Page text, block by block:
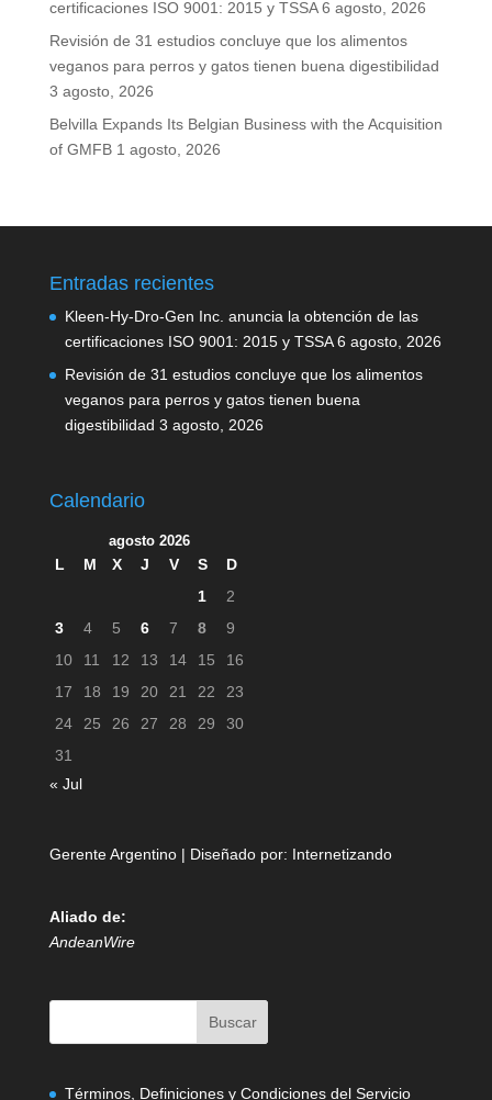
certificaciones ISO 9001: 2015 y TSSA 6 agosto, 2026
Revisión de 31 estudios concluye que los alimentos
veganos para perros y gatos tienen buena digestibilidad
3 agosto, 2026
Belvilla Expands Its Belgian Business with the Acquisition
of GMFB 1 agosto, 2026
Entradas recientes
Kleen-Hy-Dro-Gen Inc. anuncia la obtención de las
certificaciones ISO 9001: 2015 y TSSA 6 agosto, 2026
Revisión de 31 estudios concluye que los alimentos
veganos para perros y gatos tienen buena
digestibilidad 3 agosto, 2026
Calendario
agosto 2026
L M X J V S
D
1
2
3
4 5 6 7 8
9
10
11 12 13 14 15
16
17
18 19 20 21 22
23
24
25 26 27 28 29
30
31
« Jul
Gerente Argentino | Diseñado por: Internetizando
Aliado de:
AndeanWire
Términos, Definiciones y Condiciones del Servicio